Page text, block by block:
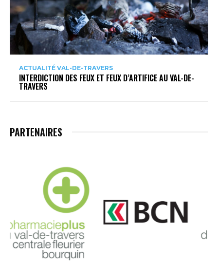
ACTUALITÉ VAL-DE-TRAVERS
INTERDICTION DES FEUX ET FEUX D’ARTIFICE AU VAL-DE-
TRAVERS
PARTENAIRES